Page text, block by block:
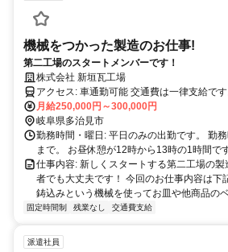
機械をつかった製造のお仕事!
第二工場のスタートメンバーです！
株式会社 新垣瓦工場
アクセス: 車通勤可能 交通費は一律支給です
月給250,000円～300,000円
岐阜県多治見市
勤務時間・曜日: 平日のみの出勤です。 勤
まで。 お昼休憩が12時から13時の1時間です
仕事内容: 新しくスタートする第二工場の
者でも大丈夫です！ 今回のお仕事内容は下
鋳込みという機械を使ってお皿や他商品の
固定時間制 残業なし 交通費支給
派遣社員